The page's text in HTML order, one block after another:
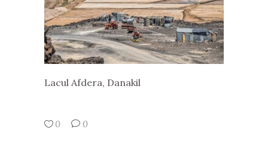
Lacul Afdera, Danakil
0 0